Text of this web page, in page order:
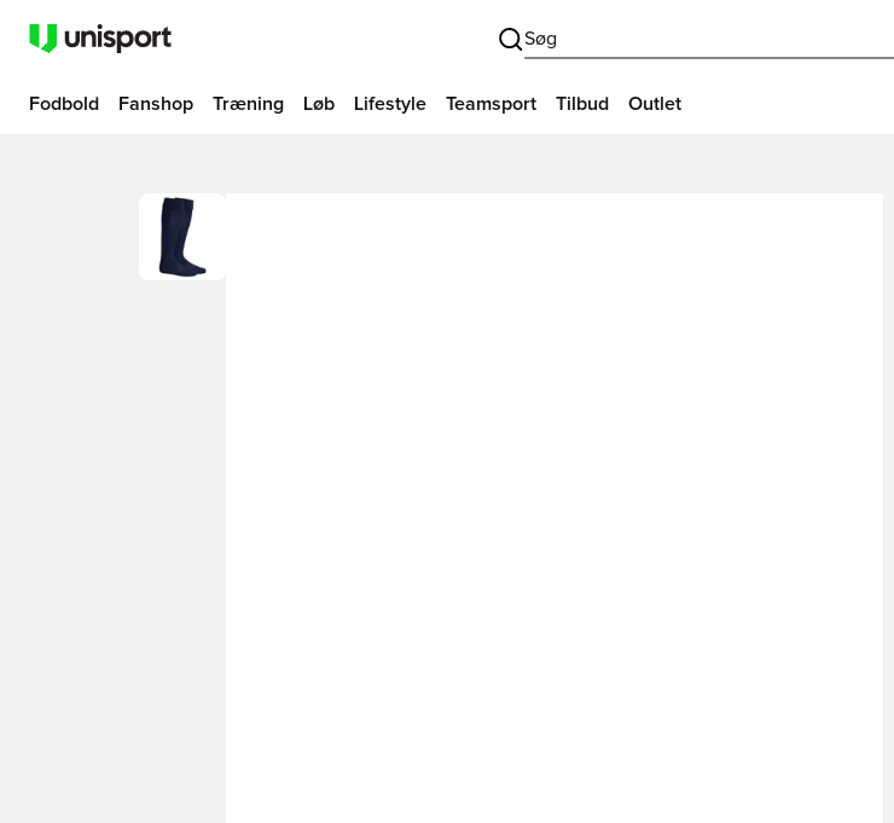
Søg
Fodbold Fanshop Træning Løb Lifestyle Teamsport Tilbud Outlet